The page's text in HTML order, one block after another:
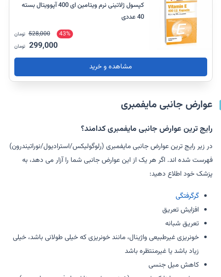
کپسول ژلاتینی نرم ویتامین ای 400 آپوویتال بسته
40 عددی
43%
528,000 تومان
299,000 تومان
مشاهده و خرید
عوارض جانبی مایفمبری
رایج ترین عوارض جانبی مایفمبری کدامند؟
در زیر رایج ترین عوارض جانبی مایفمبری (رلوگولیکس/استرادیول/نوراتیندرون)
فهرست شده اند. اگر هر یک از این عوارض جانبی شما را آزار می دهد، به
پزشک خود اطلاع دهید:
گرگرفتگی
افزایش تعریق
تعریق شبانه
خونریزی غیرطبیعی واژینال، مانند خونریزی که خیلی طولانی باشد، خیلی
زیاد باشد یا غیرمنتظره باشد
کاهش میل جنسی